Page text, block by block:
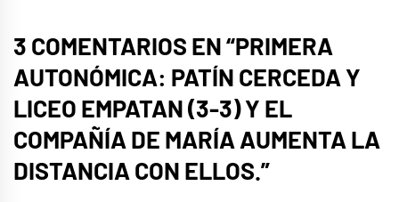
3 COMENTARIOS EN “PRIMERA
AUTONÓMICA: PATÍN CERCEDA Y
LICEO EMPATAN (3-3) Y EL
COMPAÑÍA DE MARÍA AUMENTA LA
DISTANCIA CON ELLOS.”